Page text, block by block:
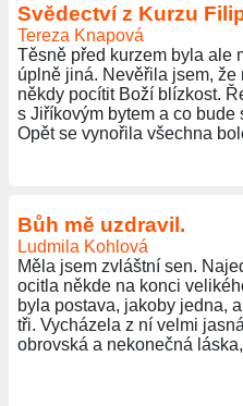
Svědectví z Kurzu
Tereza Knapová
Těsně před kurzem byla ale
úplně jiná. Nevěřila jsem, že
někdy pocítit Boží blízkost.
s Jiříkovým bytem a co bude
Opět se vynořila všechna
Bůh mě uzdravil.
Ludmila Kohlová
Měla jsem zvláštní sen.
ocitla někde na konci
byla postava, jakoby jedna,
tři. Vycházela z ní velmi
obrovská a nekonečná